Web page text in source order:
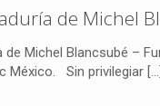
de Michel
de Michel Blancsubé –
México. Sin privilegiar […]